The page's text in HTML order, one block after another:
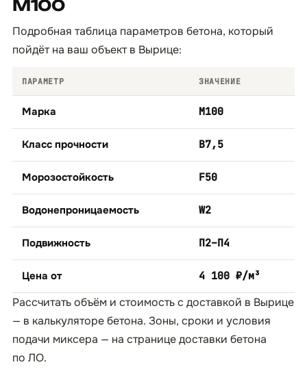
М100
Подробная таблица параметров бетона, который
пойдёт на ваш объект в Вырице:
ПАРАМЕТР ЗНАЧЕНИЕ
Марка М100
Класс прочности B7,5
Морозостойкость F50
Водонепроницаемость W2
Подвижность П2–П4
Цена от 4 100 ₽/м³
Рассчитать объём и стоимость с доставкой в Вырице
— в калькуляторе бетона. Зоны, сроки и условия
подачи миксера — на страницедоставки бетона
по ЛО.